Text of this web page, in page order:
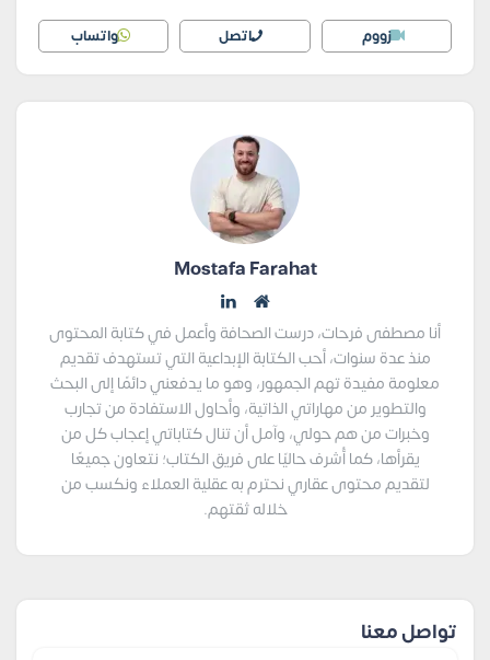
زووم اتصل واتساب
Mostafa Farahat
أنا مصطفى فرحات، درست الصحافة وأعمل في كتابة المحتوى
منذ عدة سنوات، أحب الكتابة الإبداعية التي تستهدف تقديم
معلومة مفيدة تهم الجمهور، وهو ما يدفعني دائمًا إلى البحث
والتطوير من مهاراتي الذاتية، وأحاول الاستفادة من تجارب
وخبرات من هم حولي، وآمل أن تنال كتاباتي إعجاب كل من
يقرأها، كما أُشرف حاليًا على فريق الكتاب؛ نتعاون جميعًا
لتقديم محتوى عقاري نحترم به عقلية العملاء ونكسب من
خلاله ثقتهم.
تواصل معنا